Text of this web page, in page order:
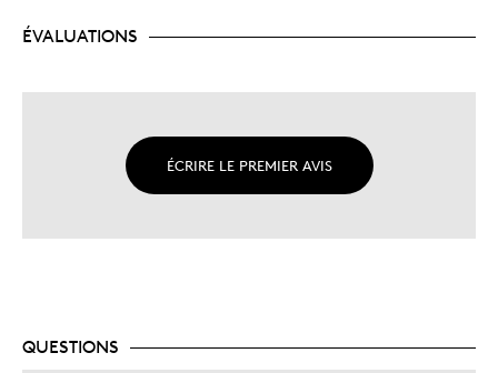
ÉVALUATIONS
ÉCRIRE LE PREMIER AVIS
QUESTIONS